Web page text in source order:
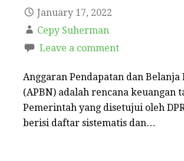
January 17, 2022
Cepy Suherman
Leave a comment
Anggaran Pendapatan dan Belanja
(APBN) adalah rencana keuangan
Pemerintah yang disetujui oleh
berisi daftar sistematis dan…